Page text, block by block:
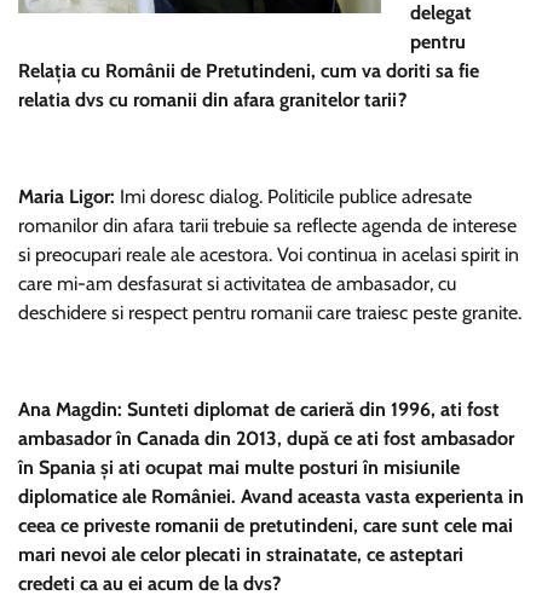
delegat
pentru
Relaţia cu Românii de Pretutindeni, cum va doriti sa fie
relatia dvs cu romanii din afara granitelor tarii?
Maria Ligor: Imi doresc dialog. Politicile publice adresate
romanilor din afara tarii trebuie sa reflecte agenda de interese
si preocupari reale ale acestora. Voi continua in acelasi spirit in
care mi-am desfasurat si activitatea de ambasador, cu
deschidere si respect pentru romanii care traiesc peste granite.
Ana Magdin: Sunteti diplomat de carieră din 1996, ati fost
ambasador în Canada din 2013, după ce ati fost ambasador
în Spania şi ati ocupat mai multe posturi în misiunile
diplomatice ale României. Avand aceasta vasta experienta in
ceea ce priveste romanii de pretutindeni, care sunt cele mai
mari nevoi ale celor plecati in strainatate, ce asteptari
credeti ca au ei acum de la dvs?